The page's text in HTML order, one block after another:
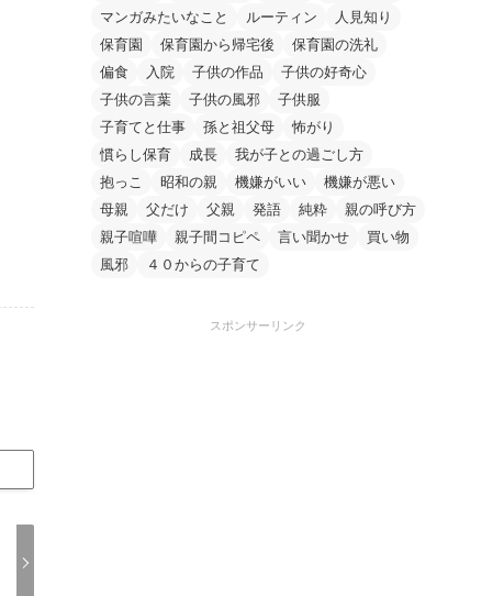
マンガみたいなこと
ルーティン
人見知り
保育園
保育園から帰宅後
保育園の洗礼
偏食
入院 子供の作品
子供の好奇心
子供の言葉
子供の風邪
子供服
子育てと仕事
孫と祖父母
怖がり
慣らし保育
成長
我が子との過ごし方
抱っこ
昭和の親 機嫌がいい
機嫌が悪い
母親
父だけ 父親 発語 純粋
親の呼び方
親子喧嘩
親子間コピペ 言い聞かせ
買い物
風邪
４０からの子育て
スポンサーリンク